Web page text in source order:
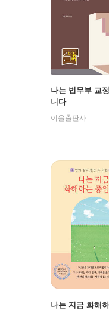
나는 법무부 교
니다
이을출판사
나는 지금 화해